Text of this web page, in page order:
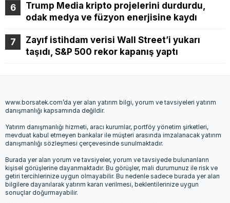
Trump Media kripto projelerini durdurdu,
odak medya ve füzyon enerjisine kaydı
Zayıf istihdam verisi Wall Street’i yukarı
taşıdı, S&P 500 rekor kapanış yaptı
www.borsatek.com’da yer alan yatırım bilgi, yorum ve tavsiyeleri yatırım
danışmanlığı kapsamında değildir.
Yatırım danışmanlığı hizmeti, aracı kurumlar, portföy yönetim şirketleri,
mevduat kabul etmeyen bankalar ile müşteri arasında imzalanacak yatırım
danışmanlığı sözleşmesi çerçevesinde sunulmaktadır.
Burada yer alan yorum ve tavsiyeler, yorum ve tavsiyede bulunanların
kişisel görüşlerine dayanmaktadır. Bu görüşler, mali durumunuz ile risk ve
getiri tercihlerinize uygun olmayabilir. Bu nedenle sadece burada yer alan
bilgilere dayanılarak yatırım kararı verilmesi, beklentilerinize uygun
sonuçlar doğurmayabilir.